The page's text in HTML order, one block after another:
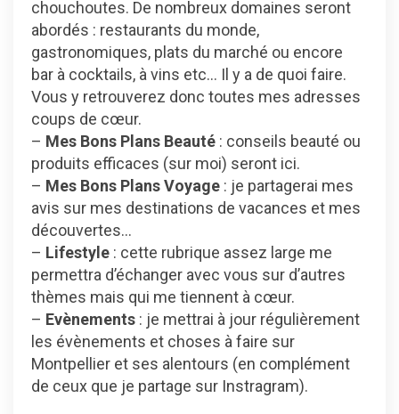
chouchoutes. De nombreux domaines seront
abordés : restaurants du monde,
gastronomiques, plats du marché ou encore
bar à cocktails, à vins etc… Il y a de quoi faire.
Vous y retrouverez donc toutes mes adresses
coups de cœur.
– Mes Bons Plans Beauté : conseils beauté ou
produits efficaces (sur moi) seront ici.
– Mes Bons Plans Voyage : je partagerai mes
avis sur mes destinations de vacances et mes
découvertes…
– Lifestyle : cette rubrique assez large me
permettra d’échanger avec vous sur d’autres
thèmes mais qui me tiennent à cœur.
– Evènements : je mettrai à jour régulièrement
les évènements et choses à faire sur
Montpellier et ses alentours (en complément
de ceux que je partage sur Instragram).